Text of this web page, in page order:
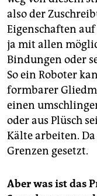
also der
Eigenschaften
ja mit allen
Bindungen oder
So ein Roboter
formbarer
einen
oder aus Plüsch
Kälte arbeiten.
Grenzen gesetzt.
Aber was ist das